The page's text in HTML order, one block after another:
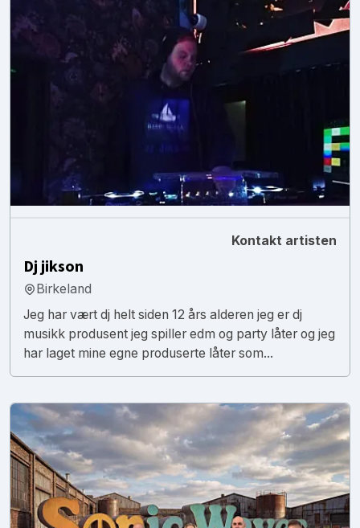
Kontakt artisten
Dj jikson
Birkeland
Jeg har vært dj helt siden 12 års alderen jeg er dj
musikk produsent jeg spiller edm og party låter og jeg
har laget mine egne produserte låter som...